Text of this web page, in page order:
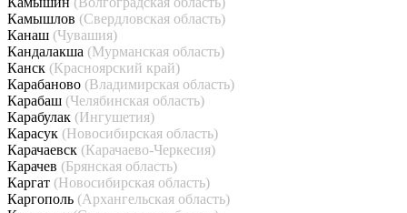
Камышлов (Свердловская область)
Канаш (Чувашия)
Кандалакша (Мурманская область)
Канск (Красноярский край)
Карабаново (Владимирская область)
Карабаш (Челябинская область)
Карабулак (Ингушетия)
Карасук (Новосибирская область)
Карачаевск (Карачаево-Черкесия)
Карачев (Брянская область)
Каргат (Новосибирская область)
Каргополь (Архангельская область)